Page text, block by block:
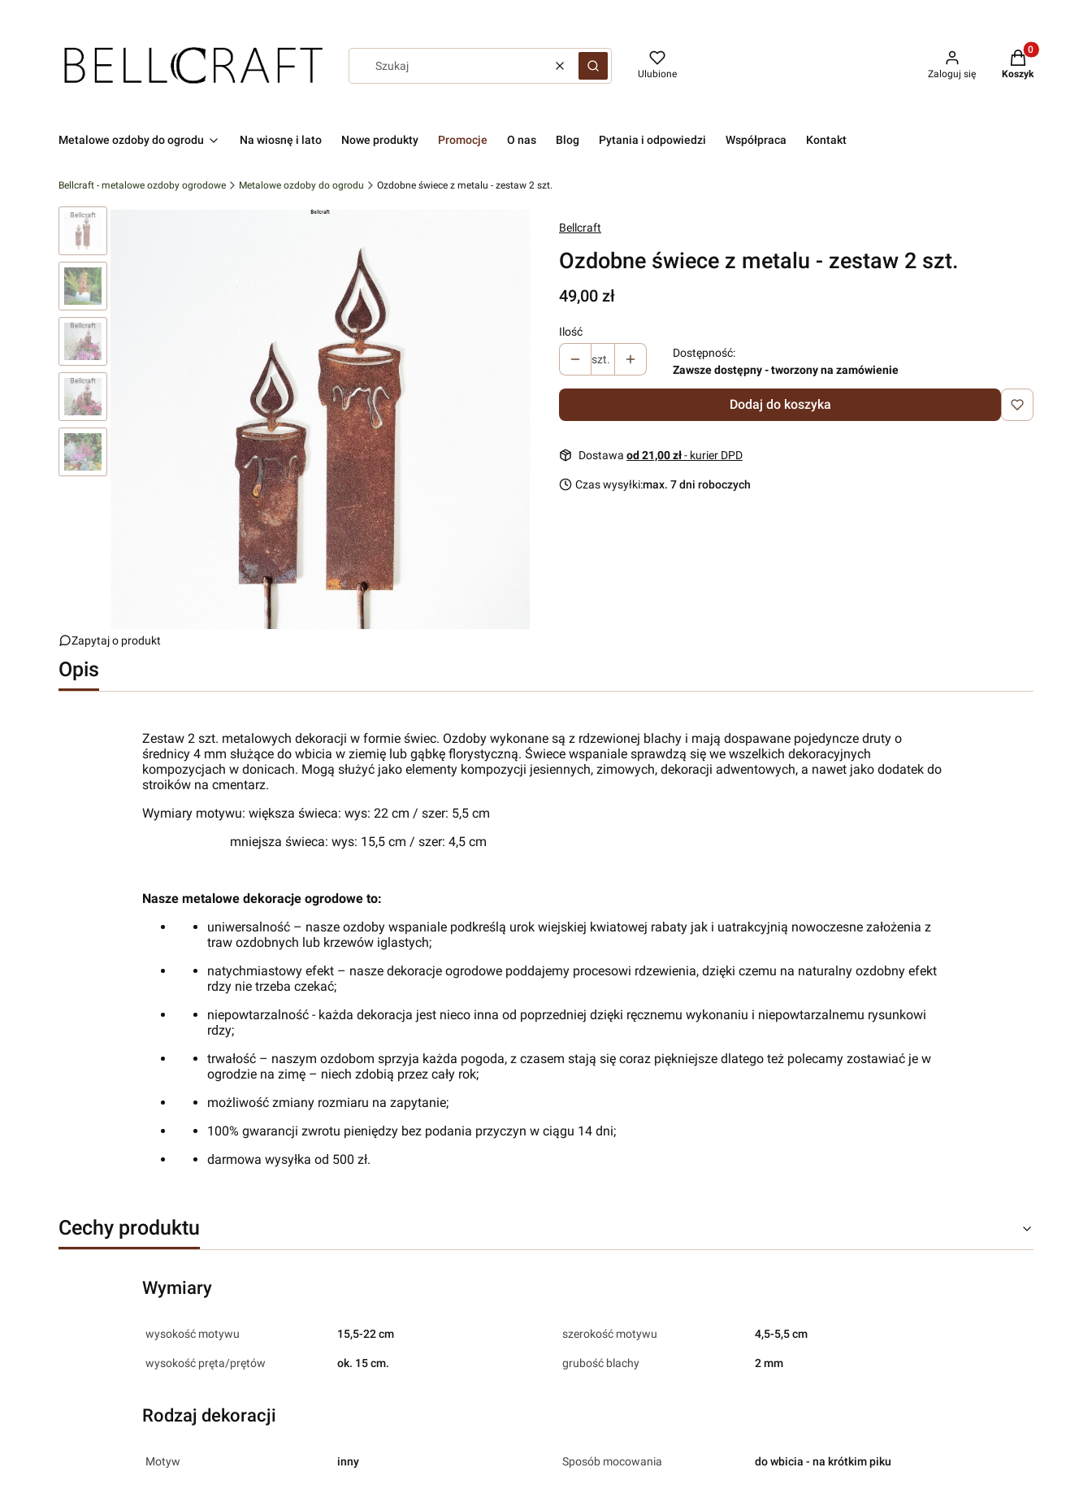
WyczyśćSzukaj Ulubione Zaloguj się
Produkty w
Koszyk
Metalowe ozdoby do ogrodu Na wiosnę i lato Nowe produkty Promocje O nas Blog Pytania i odpowiedzi Współpraca Kontakt
Bellcraft - metalowe ozdoby ogrodowe Metalowe ozdoby do ogrodu Ozdobne świece z metalu - zestaw 2 szt.
Bellcraft
Ozdobne świece z metalu - zestaw 2 szt.
Cena
49,00 zł
Ilość
szt.
Dostępność:
Zawsze dostępny - tworzony na zamówienie
Dodaj do koszyka
Dostawa od 21,00 zł- kurier DPD
Czas wysyłki:max. 7 dni roboczych
Zapytaj o produkt
Opis
Zestaw 2 szt. metalowych dekoracji w formie świec. Ozdoby wykonane są z rdzewionej blachy i mają dospawane pojedyncze druty o
średnicy 4 mm służące do wbicia w ziemię lub gąbkę florystyczną. Świece wspaniale sprawdzą się we wszelkich dekoracyjnych
kompozycjach w donicach. Mogą służyć jako elementy kompozycji jesiennych, zimowych, dekoracji adwentowych, a nawet jako dodatek do
stroików na cmentarz.
Wymiary motywu: większa świeca: wys: 22 cm / szer: 5,5 cm
mniejsza świeca: wys: 15,5 cm / szer: 4,5 cm
Nasze metalowe dekoracje ogrodowe to:
uniwersalność – nasze ozdoby wspaniale podkreślą urok wiejskiej kwiatowej rabaty jak i uatrakcyjnią nowoczesne założenia z
traw ozdobnych lub krzewów iglastych;
natychmiastowy efekt – nasze dekoracje ogrodowe poddajemy procesowi rdzewienia, dzięki czemu na naturalny ozdobny efekt
rdzy nie trzeba czekać;
niepowtarzalność - każda dekoracja jest nieco inna od poprzedniej dzięki ręcznemu wykonaniu i niepowtarzalnemu rysunkowi
rdzy;
trwałość – naszym ozdobom sprzyja każda pogoda, z czasem stają się coraz piękniejsze dlatego też polecamy zostawiać je w
ogrodzie na zimę – niech zdobią przez cały rok;
możliwość zmiany rozmiaru na zapytanie;
100% gwarancji zwrotu pieniędzy bez podania przyczyn w ciągu 14 dni;
darmowa wysyłka od 500 zł.
Cechy produktu
Wymiary
wysokość motywu 15,5-22 cm szerokość motywu 4,5-5,5 cm
wysokość pręta/prętów ok. 15 cm. grubość blachy 2 mm
Rodzaj dekoracji
Motyw inny Sposób mocowania do wbicia - na krótkim piku